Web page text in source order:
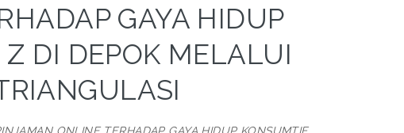
GAYA HIDUP
DI DEPOK MELALUI
ONLINE TERHADAP GAYA HIDUP KONSUMTIF